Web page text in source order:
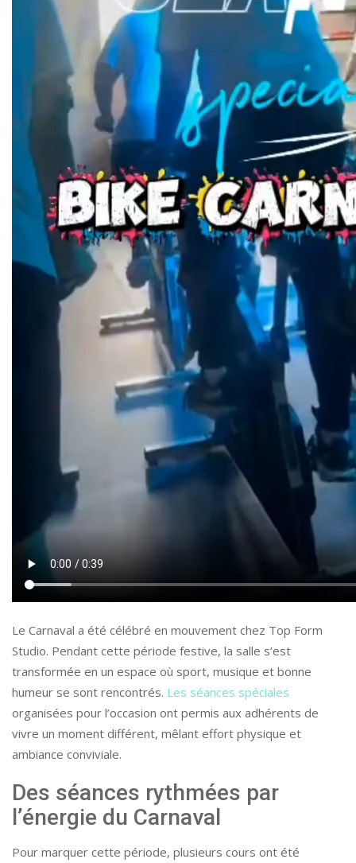
Le Carnaval a été célébré en mouvement chez Top Form
Studio. Pendant cette période festive, la salle s’est
transformée en un espace où sport, musique et bonne
humeur se sont rencontrés. Les séances spéciales
organisées pour l’occasion ont permis aux adhérents de
vivre un moment différent, mêlant effort physique et
ambiance conviviale.
Des séances rythmées par
l’énergie du Carnaval
Pour marquer cette période, plusieurs cours ont été